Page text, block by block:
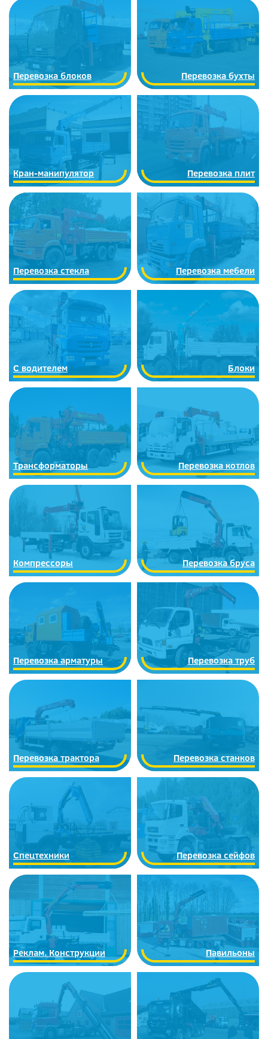
Перевозка блоков Перевозка бухты
Кран-манипулятор Перевозка плит
Перевозка стекла Перевозка мебели
С водителем Блоки
Трансформаторы Перевозка котлов
Компрессоры Перевозка бруса
Перевозка арматуры Перевозка труб
Перевозка трактора Перевозка станков
Спецтехники Перевозка сейфов
Реклам. Конструкции Павильоны